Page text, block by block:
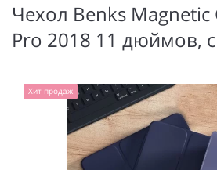
Чехол Benks Magnetic
Pro 2018 11 дюймов,
Хит продаж